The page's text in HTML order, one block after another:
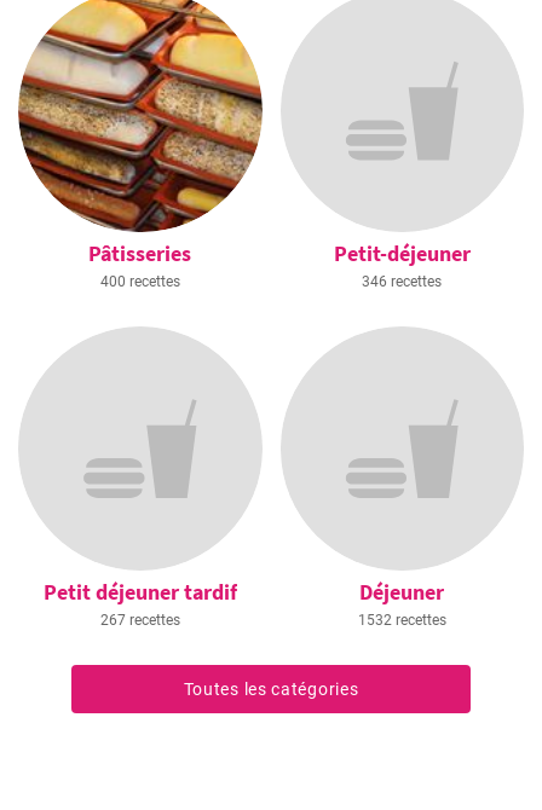
Pâtisseries
400 recettes
Petit-déjeuner
346 recettes
Petit déjeuner tardif
267 recettes
Déjeuner
1532 recettes
Toutes les catégories